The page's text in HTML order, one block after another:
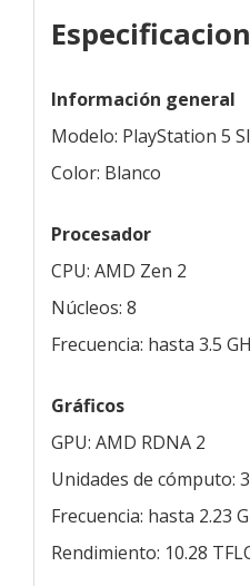
Información general
Modelo: PlayStation 5
Color: Blanco
Procesador
CPU: AMD Zen 2
Núcleos: 8
Frecuencia: hasta 3.5
Gráficos
GPU: AMD RDNA 2
Unidades de cómputo:
Frecuencia: hasta 2.23
Rendimiento: 10.28